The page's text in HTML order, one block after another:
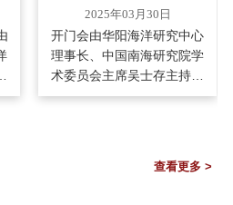
2025年03月30日
开门会由华阳海洋研究中心
理事长、中国南海研究院学
术委员会主席吴士存主持。
外交部副部长陈晓东发表主
查看更多 >